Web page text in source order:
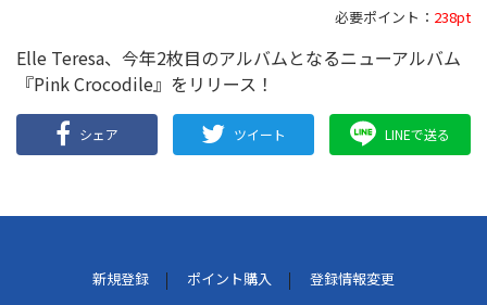
必要ポイント： 238pt
Elle Teresa、今年2枚目のアルバムとなるニューアルバム
『Pink Crocodile』をリリース！
シェア ツイート LINEで送る
新規登録 ポイント購入
登録情報変更